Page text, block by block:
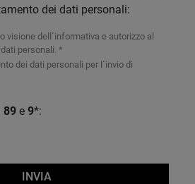
dei dati personali:
visione dell´informativa e autorizzo al
personali. *
dei dati personali per l´invio di
89 e9*:
INVIA